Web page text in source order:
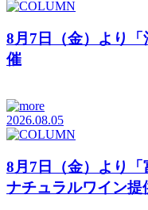
8月7日（金）より
催
2026.08.05
8月7日（金）より
ナチュラルワイン提